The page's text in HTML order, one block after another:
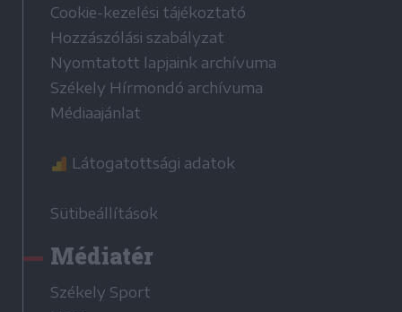
Cookie-kezelési tájékoztató
Hozzászólási szabályzat
Nyomtatott lapjaink archívuma
Székely Hírmondó archívuma
Médiaajánlat
Látogatottsági adatok
Sütibeállítások
Médiatér
Székely Sport